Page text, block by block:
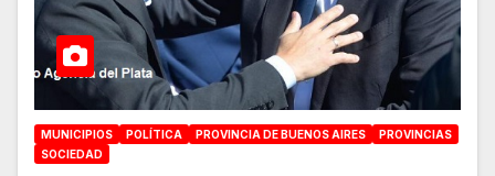
MUNICIPIOS POLÍTICA PROVINCIA DE BUENOS AIRES
PROVINCIAS
SOCIEDAD